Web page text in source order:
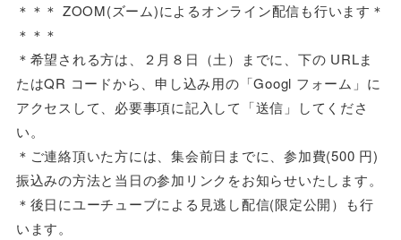
＊＊＊ ZOOM(ズーム)によるオンライン配信も行います＊
＊＊＊
＊希望される方は、２月８日（土）までに、下の URLま
たはQR コードから、申し込み用の「Googl フォーム」に
アクセスして、必要事項に記入して「送信」してくださ
い。
＊ご連絡頂いた方には、集会前日までに、参加費(500 円)
振込みの方法と当日の参加リンクをお知らせいたします。
＊後日にユーチューブによる見逃し配信(限定公開）も行
います。